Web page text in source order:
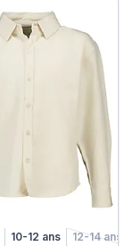
10-12 ans 12-14 ans